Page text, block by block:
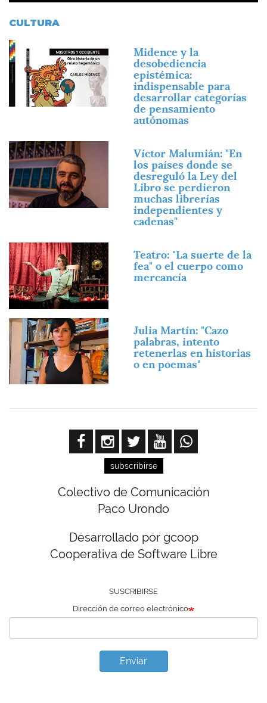
CULTURA
Imagen
Midence y la
desobediencia
epistémica:
indispensable para
desarrollar categorías
de pensamiento
autónomas
Imagen
Víctor Malumián: "En
los países donde se
desreguló la Ley del
Libro se perdieron
muchas librerías
independientes y
cadenas"
Imagen
Teatro: "La suerte de la
fea" o el cuerpo como
mercancía
Imagen
Julia Martín: "Cazo
palabras, intento
retenerlas en historias
o en poemas"
subscribirse
Colectivo de Comunicación
Paco Urondo
Desarrollado por gcoop
Cooperativa de Software Libre
SUSCRIBIRSE
Dirección de correo electrónico
Enviar